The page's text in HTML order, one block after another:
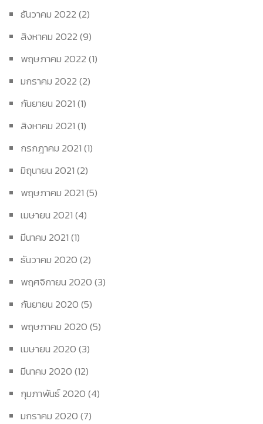
ธันวาคม 2022(2)
สิงหาคม 2022(9)
พฤษภาคม 2022(1)
มกราคม 2022(2)
กันยายน 2021(1)
สิงหาคม 2021(1)
กรกฎาคม 2021(1)
มิถุนายน 2021(2)
พฤษภาคม 2021(5)
เมษายน 2021(4)
มีนาคม 2021(1)
ธันวาคม 2020(2)
พฤศจิกายน 2020(3)
กันยายน 2020(5)
พฤษภาคม 2020(5)
เมษายน 2020(3)
มีนาคม 2020(12)
กุมภาพันธ์ 2020(4)
มกราคม 2020(7)